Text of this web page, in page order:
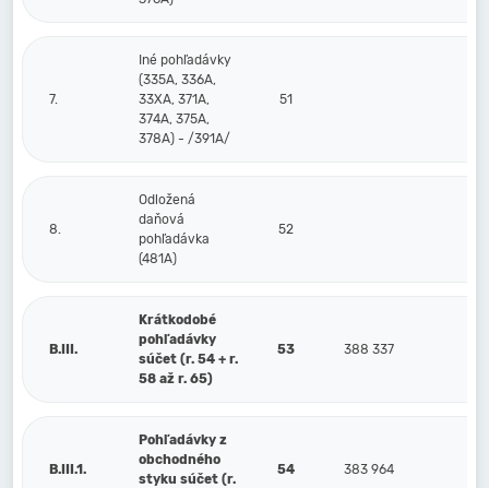
7.
Iné pohľadávky
(335A, 336A,
33XA, 371A,
374A, 375A,
378A) - /391A/
51
8.
Odložená
daňová
pohľadávka
(481A)
52
B.III.
Krátkodobé
pohľadávky
súčet (r. 54 + r.
58 až r. 65)
53 388 337
B.III.1.
Pohľadávky z
obchodného
styku súčet (r.
54 383 964